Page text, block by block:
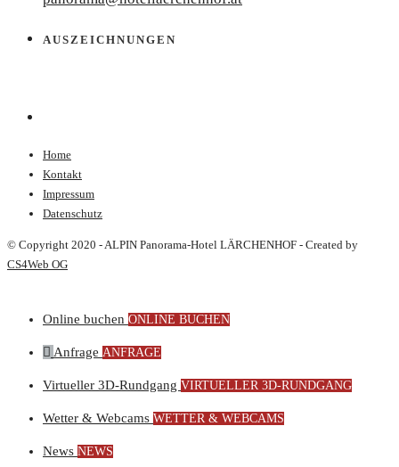
AUSZEICHNUNGEN
Home
Kontakt
Impressum
Datenschutz
© Copyright 2020 - ALPIN Panorama-Hotel LÄRCHENHOF - Created by
CS4Web OG
Online buchen ONLINE BUCHEN
Anfrage ANFRAGE
Virtueller 3D-Rundgang VIRTUELLER 3D-RUNDGANG
Wetter & Webcams WETTER & WEBCAMS
News NEWS